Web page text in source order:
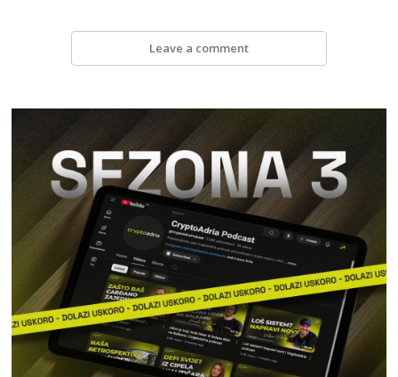
Leave a comment